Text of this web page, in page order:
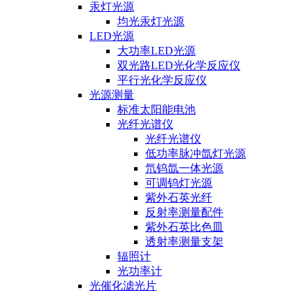
汞灯光源
均光汞灯光源
LED光源
大功率LED光源
双光路LED光化学反应仪
平行光化学反应仪
光源测量
标准太阳能电池
光纤光谱仪
光纤光谱仪
低功率脉冲氙灯光源
氘钨氙一体光源
可调钨灯光源
紫外石英光纤
反射率测量配件
紫外石英比色皿
透射率测量支架
辐照计
光功率计
光催化滤光片